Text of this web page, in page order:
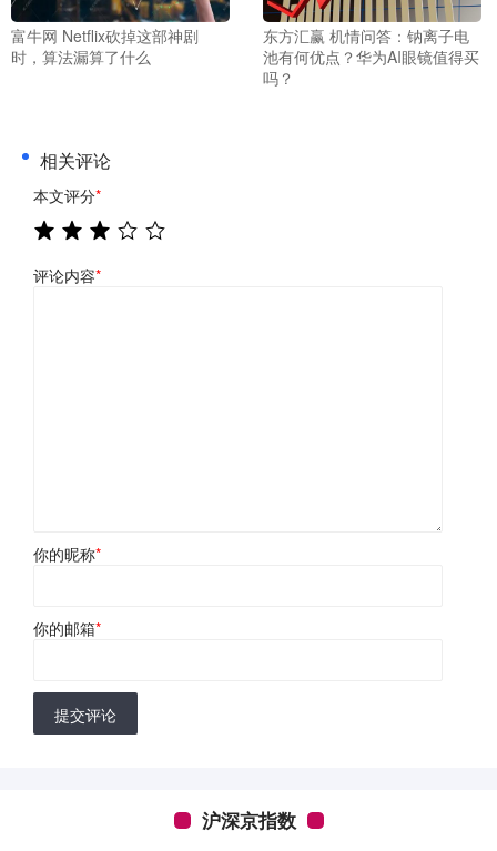
富牛网 Netflix砍掉这部神剧
时，算法漏算了什么
东方汇赢 机情问答：钠离子电
池有何优点？华为AI眼镜值得买
吗？
相关评论
本文评分*
评论内容*
你的昵称*
你的邮箱*
提交评论
沪深京指数